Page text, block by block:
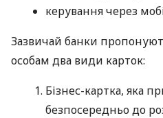
керування через
Зазвичай банки
особам два види карток:
Бізнес-картка, яка
безпосередньо до